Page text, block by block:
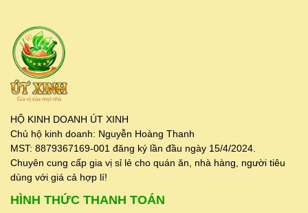
HỘ KINH DOANH ÚT XINH
Chủ hộ kinh doanh: Nguyễn Hoàng Thanh
MST: 8879367169-001 đăng ký lần đầu ngày 15/4/2024.
Chuyên cung cấp gia vị sỉ lẻ cho quán ăn, nhà hàng, người tiêu
dùng với giá cả hợp lí!
HÌNH THỨC THANH TOÁN